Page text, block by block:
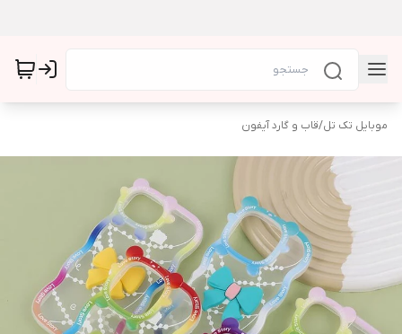
موبایل تک تل/قاب و گارد آیفون